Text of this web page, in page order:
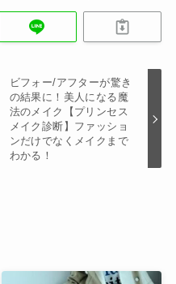
ビフォー/アフターが驚き
の結果に！美人になる魔
法のメイク【プリンセス
メイク診断】ファッショ
ンだけでなくメイクまで
わかる！